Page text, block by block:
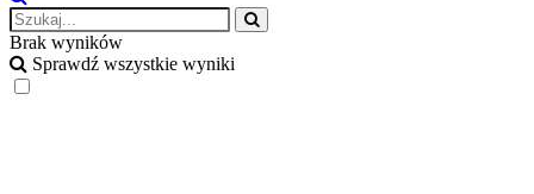
Brak wyników
Sprawdź wszystkie wyniki